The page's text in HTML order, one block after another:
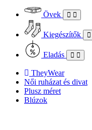
Övek
Kiegészítők
Eladás
TheyWear
Női ruházat és divat
Plusz méret
Blúzok